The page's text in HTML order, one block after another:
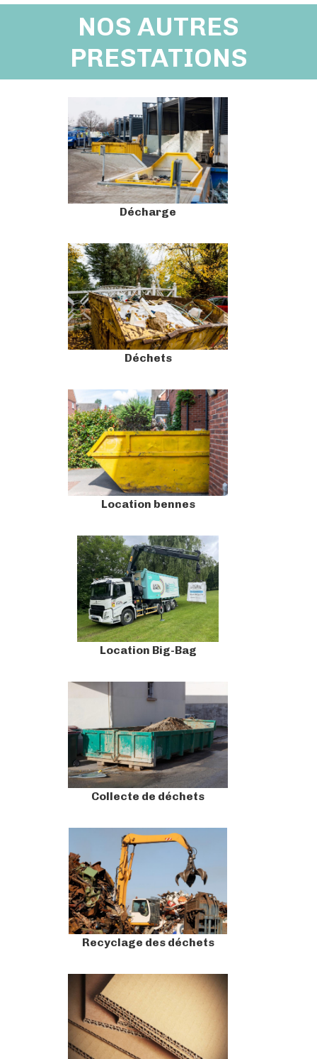
NOS AUTRES
PRESTATIONS
Décharge
Déchets
Location bennes
Location Big-Bag
Collecte de déchets
Recyclage des déchets